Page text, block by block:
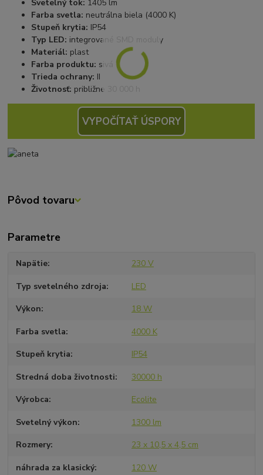
Svetelný tok: 1405 lm
Farba svetla: neutrálna biela (4000 K)
Stupeň krytia: IP54
Typ LED: integrované SMD moduly
Materiál: plast
Farba produktu: sivá
Trieda ochrany: II
Životnosť: približne 30 000 h
VYPOČÍTAŤ ÚSPORY
Pôvod tovaru
Parametre
Napätie 230 V
Typ svetelného zdroja LED
Výkon 18 W
Farba svetla 4000 K
Stupeň krytia IP54
Stredná doba životnosti 30000 h
Výrobca Ecolite
Svetelný výkon 1300 lm
Rozmery 23 x 10,5 x 4,5 cm
náhrada za klasický 120 W